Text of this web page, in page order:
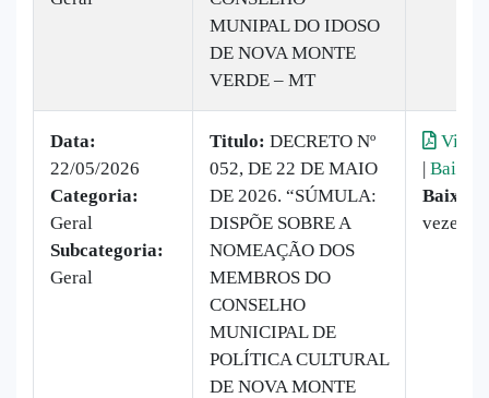
MUNIPAL DO IDOSO
DE NOVA MONTE
VERDE – MT
Data:
22/05/2026
Categoria:
Geral
Subcategoria:
Geral
Titulo: DECRETO Nº
052, DE 22 DE MAIO
DE 2026. “SÚMULA:
DISPÕE SOBRE A
NOMEAÇÃO DOS
MEMBROS DO
CONSELHO
MUNICIPAL DE
POLÍTICA CULTURAL
DE NOVA MONTE
| Baixar
vezes